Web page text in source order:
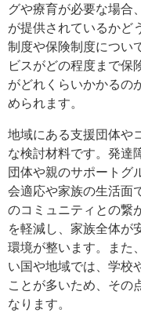
グや療育が必要な場合
が提供されているかど
制度や保険制度につい
ビスがどの程度まで保
がどれくらいかかるの
められます。
地域にある支援団体や
な検討材料です。発達
団体や親のサポートグ
会適応や家族の生活面
のコミュニティとの繋
を軽減し、家族全体が
環境が整います。また
い国や地域では、学校
ことが多いため、その
なります。